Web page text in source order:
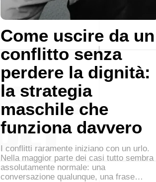
Come uscire da un
conflitto senza
perdere la dignità:
la strategia
maschile che
funziona davvero
I conflitti raramente iniziano con un urlo.
Nella maggior parte dei casi tutto sembra
assolutamente normale: una
conversazione qualunque, una frase…